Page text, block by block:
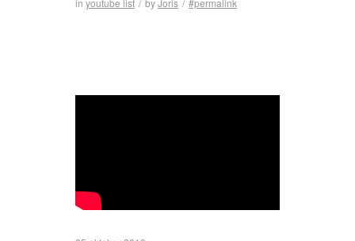
in youtube list / byJoris / #permalink